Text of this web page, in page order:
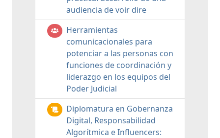
audiencia de voir dire
Herramientas
comunicacionales para
potenciar a las personas con
funciones de coordinación y
liderazgo en los equipos del
Poder Judicial
Diplomatura en Gobernanza
Digital, Responsabilidad
Algorítmica e Influencers: